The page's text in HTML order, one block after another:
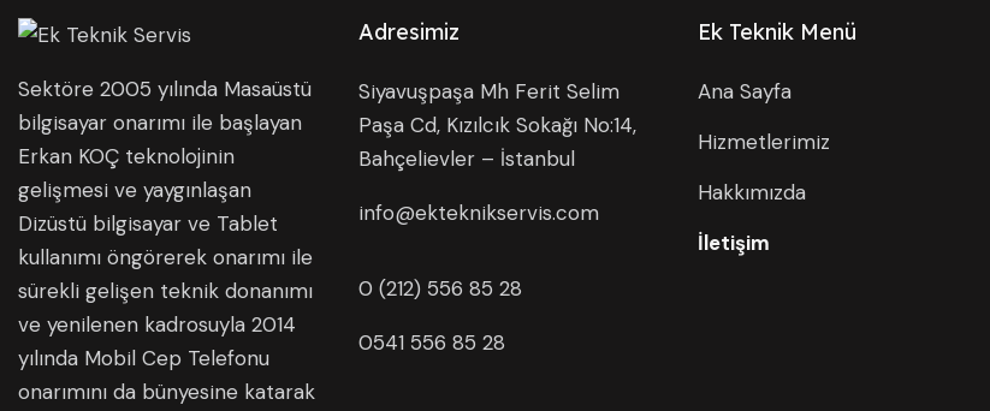
Sektöre 2005 yılında Masaüstü
bilgisayar onarımı ile başlayan
Erkan KOÇ teknolojinin
gelişmesi ve yaygınlaşan
Dizüstü bilgisayar ve Tablet
kullanımı öngörerek onarımı ile
sürekli gelişen teknik donanımı
ve yenilenen kadrosuyla 2014
yılında Mobil Cep Telefonu
onarımını da bünyesine katarak
Adresimiz
Siyavuşpaşa Mh Ferit Selim
Paşa Cd, Kızılcık Sokağı No:14,
Bahçelievler – İstanbul
info@ekteknikservis.com
0 (212) 556 85 28
0541 556 85 28
Ek Teknik Menü
Ana Sayfa
Hizmetlerimiz
Hakkımızda
İletişim